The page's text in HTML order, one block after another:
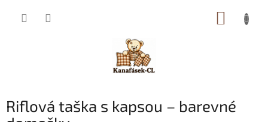
Riflová taška s kapsou – barevné